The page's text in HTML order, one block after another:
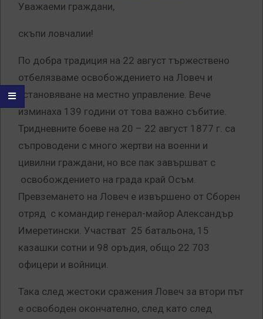
Уважаеми граждани,
скъпи ловчалии!
По добра традиция на 22 август тържествено
отбелязваме освобождението на Ловеч и
установяване на местно управление. Вече
изминаха 139 години от това важно събитие.
Тридневните боеве на 20 – 22 август 1877 г. са
съпроводени с много жертви на военни и
цивилни граждани, но все пак завършват с
освобождението на града край Осъм.
Превземането на Ловеч е извършено от Сборен
отряд с командир генерал-майор Александър
Имеретински. Участват 25 батальона, 15
казашки сотни и 98 оръдия, общо 22 703
офицери и войници.
Така след жестоки сражения Ловеч за втори път
е освободен окончателно, след като след